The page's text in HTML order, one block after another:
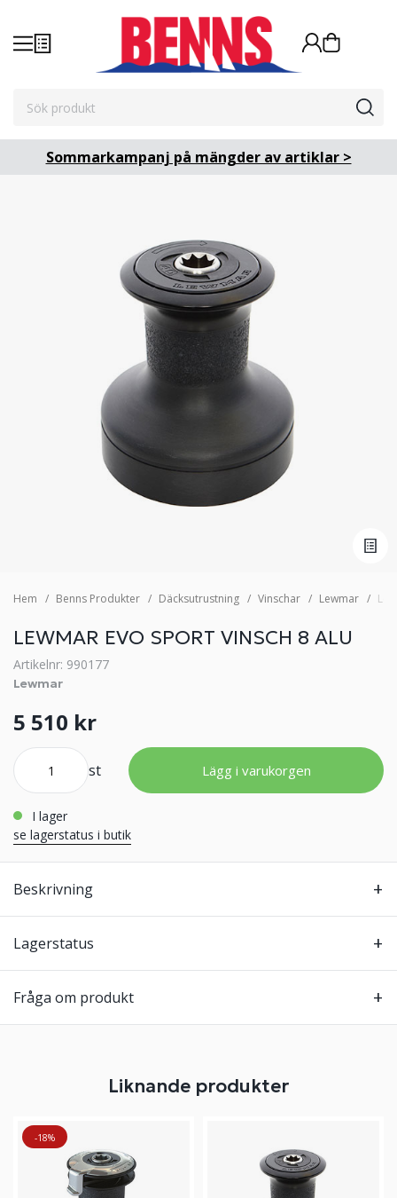
Sommarkampanj på mängder av artiklar >
Hem Benns Produkter Däcksutrustning Vinschar Lewmar
LEWMAR EVO SPORT VINSCH 8 ALU
Artikelnr: 990177
Lewmar
5 510 kr
st Lägg i varukorgen
i lager
se lagerstatus i butik
Beskrivning
Lagerstatus
Fråga om produkt
Liknande produkter
-18%